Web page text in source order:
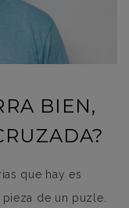
BIEN,
que hay es
de un puzle.